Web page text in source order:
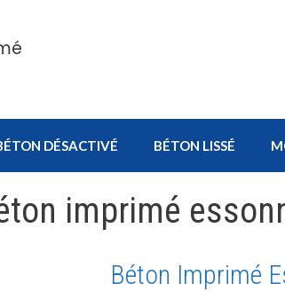
DÉSACTIVÉ BÉTON LISSÉ
imprimé
Béton Imprimé